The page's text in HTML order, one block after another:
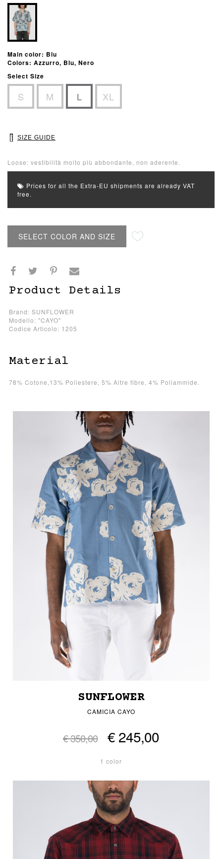
Main color: Blu
Colors: Azzurro, Blu, Nero
Select Size
S M L XL
SIZE GUIDE
Loose: vestibilità molto più abbondante, non aderente.
Prices for all the Extra-EU shipments are already VAT
free.
SELECT COLOR AND SIZE
Product Details
Brand: SUNFLOWER
Modello: "CAYO"
Codice Articolo: 1205
Material
78% Cotone,13% Poliestere, 5% Altre fibre, 4% Poliammide.
SUNFLOWER
CAMICIA CAYO
€ 350,00 € 245,00
1 color